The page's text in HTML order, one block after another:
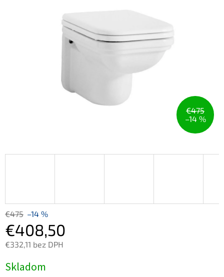
€475
–14 %
€475 –14 %
€408,50
€332,11 bez DPH
cena:
Skladom